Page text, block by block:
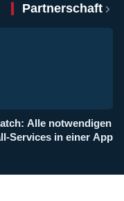
Partnerschaft
Alle notwendigen
Services in einer App